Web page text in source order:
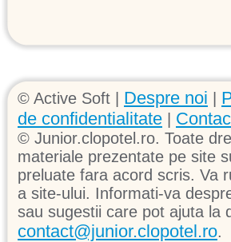
© Active Soft | Despre noi
de confidentialitate
© Junior.clopotel.ro. Toate
materiale prezentate pe site
preluate fara acord scris. Va
a site-ului. Informati-va
sau sugestii care pot ajuta la
contact@junior.clopotel.ro.